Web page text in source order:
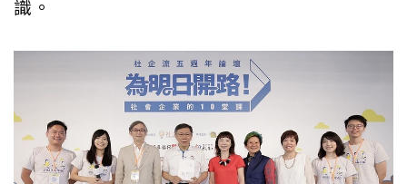
識。